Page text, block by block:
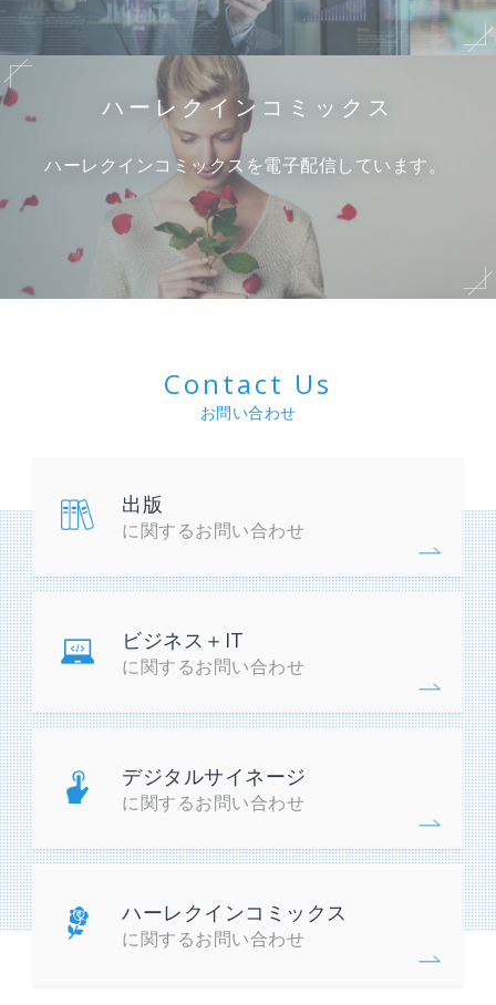
ハーレクイン コミックス
ハーレクインコミックスを電子配信しています。
Contact Us
お問い合わせ
出版
に関するお問い合わせ
ビジネス＋IT
に関するお問い合わせ
デジタルサイネージ
に関するお問い合わせ
ハーレクインコミックス
に関するお問い合わせ